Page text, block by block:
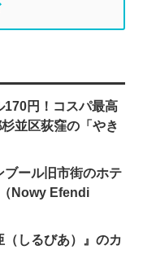
170円！コスパ最高
並区荻窪の「やき
ブール旧市街のホテ
Nowy Efendi
しるびあ）』のカ